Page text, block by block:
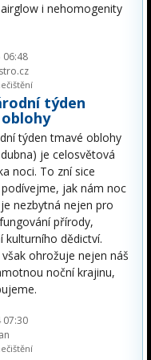
i nehomogenity
06:48
týden
týden tmavé oblohy
je celosvětová
noci. To zní sice
jak nám noc
nezbytná nejen pro
přírody,
dědictví.
ohrožuje nejen náš
noční krajinu,
07:30